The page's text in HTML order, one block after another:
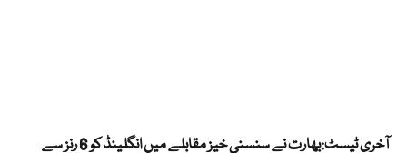
آخری ٹیسٹ:بھارت نے سنسنی خیز مقابلے میں انگلینڈ کو 6 رنز سے